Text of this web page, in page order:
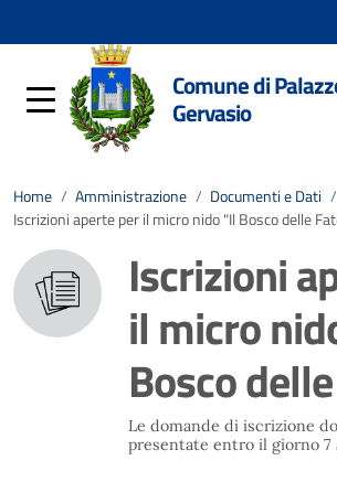
Comune di
Gervasio
Home / Amministrazione / Documenti e Dati /
Iscrizioni aperte per il micro nido "Il Bosco delle
Iscrizioni
il micro
Bosco
Le domande di iscrizione
presentate entro il giorno 7